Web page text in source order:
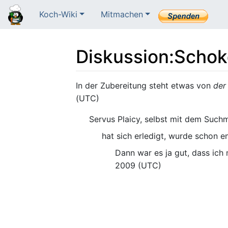
Koch-Wiki Mitmachen
Diskussion:
Wechseln zu:Navigation,Suche
In der Zubereitung steht etwas von der
(UTC)
Servus Plaicy, selbst mit dem
hat sich erledigt, wurde schon
Dann war es ja gut, dass ich
2009 (UTC)